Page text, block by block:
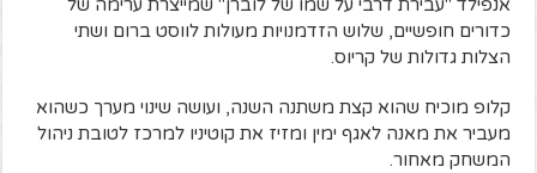
אנפילד "עבירת דרבי על שמו של לוברן" שמייצרת ערימה של
כדורים חופשיים, שלוש הזדמנויות מעולות לווסט ברום ושתי
הצלות גדולות של קריוס.
קלופ מוכיח שהוא קצת משתנה השנה, ועושה שינוי מערך כשהוא
מעביר את מאנה לאגף ימין ומזיז את קוטיניו למרכז לטובת ניהול
המשחק מאחור.